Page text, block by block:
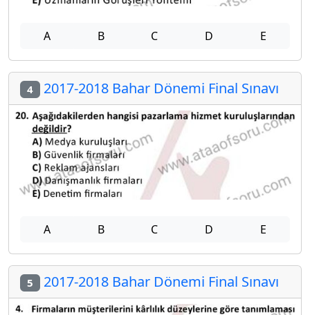
A B C D E
4 2017-2018 Bahar Dönemi Final Sınavı
A B C D E
5 2017-2018 Bahar Dönemi Final Sınavı